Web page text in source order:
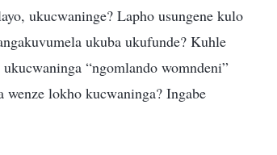
ukucwaninge? Lapho usungene kulo
ukuba ukufunde? Kuhle
“ngomlando womndeni”
lokho kucwaninga? Ingabe